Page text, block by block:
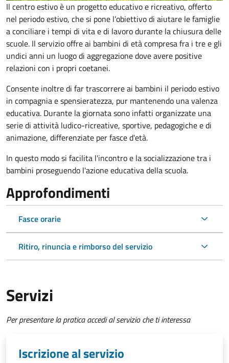
Il centro estivo è un progetto educativo e ricreativo, offerto
nel periodo estivo, che si pone l’obiettivo di aiutare le famiglie
a conciliare i tempi di vita e di lavoro durante la chiusura delle
scuole. Il serviziooffre ai bambini di età compresa fra i tre e gli
undici anni un luogo di aggregazione dove avere positive
relazioni con i propri coetanei.
Consente inoltre di far trascorrere ai bambini il periodo estivo
in compagnia e spensieratezza, pur mantenendo una valenza
educativa. Durante la giornata sono infatti organizzate una
serie di attività ludico-ricreative, sportive, pedagogiche e di
animazione, differenziate per fasce d'età.
In questo modo si facilita l'incontro e la socializzazione tra i
bambini proseguendo l'azione educativa della scuola.
Approfondimenti
Fasce orarie
Ritiro, rinuncia e rimborso del servizio
Servizi
Per presentare la pratica accedi al servizio che ti interessa
Iscrizione al servizio